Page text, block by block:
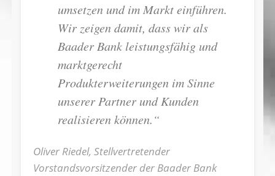
umsetzen und im Markt einführen.
Wir zeigen damit, dass wir als
Baader Bank leistungsfähig und
marktgerecht
Produkterweiterungen im Sinne
unserer Partner und Kunden
realisieren können.“
Oliver Riedel, Stellvertretender
Vorstandsvorsitzender der Baader Bank